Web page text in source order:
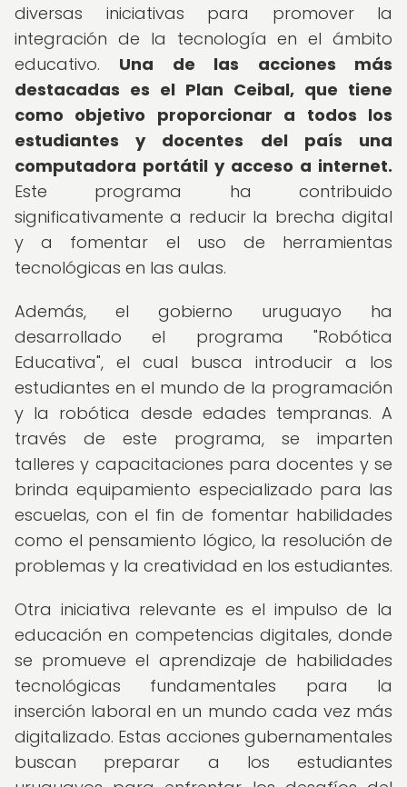
diversas iniciativas para promover la
integración de la tecnología en el ámbito
educativo. Una de las acciones más
destacadas es el Plan Ceibal, que tiene
como objetivo proporcionar a todos los
estudiantes y docentes del país una
computadora portátil y acceso a internet.
Este programa ha contribuido
significativamente a reducir la brecha digital
y a fomentar el uso de herramientas
tecnológicas en las aulas.
Además, el gobierno uruguayo ha
desarrollado el programa "Robótica
Educativa", el cual busca introducir a los
estudiantes en el mundo de la programación
y la robótica desde edades tempranas. A
través de este programa, se imparten
talleres y capacitaciones para docentes y se
brinda equipamiento especializado para las
escuelas, con el fin de fomentar habilidades
como el pensamiento lógico, la resolución de
problemas y la creatividad en los estudiantes.
Otra iniciativa relevante es el impulso de la
educación en competencias digitales, donde
se promueve el aprendizaje de habilidades
tecnológicas fundamentales para la
inserción laboral en un mundo cada vez más
digitalizado. Estas acciones gubernamentales
buscan preparar a los estudiantes